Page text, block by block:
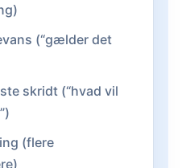
(“gælder det
skridt (“hvad vil
(flere